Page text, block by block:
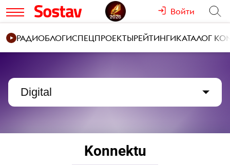
Войти
РАДИОБЛОГИСПЕЦПРОЕКТЫРЕЙТИНГИКАТАЛОГ
Digital
Konnektu